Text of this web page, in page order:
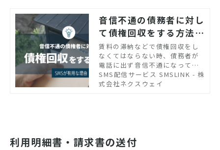
音信不通の債務者に対し
て債権回収をする方法
は？SMSが有用な理由
賃料の滞納などで債権回収をし
なくてはならない時、債務者が
電話に出ず音信不通になってし
まう場合があります。そのよう
な時にはSMSなどの連絡手段を
SMS配信サービス SMSLINK - 株
式会社ネクスウェイ
利用明細書・請求書の送付